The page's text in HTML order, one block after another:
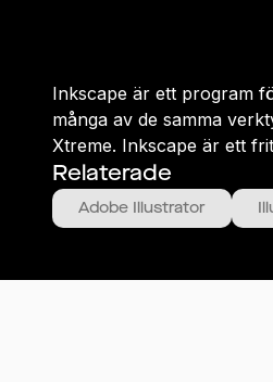
Inkscape är ett program
många av de samma
Xtreme. Inkscape är ett
Relaterade
Adobe Illustrator